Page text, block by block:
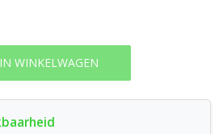
IN WINKELWAGEN